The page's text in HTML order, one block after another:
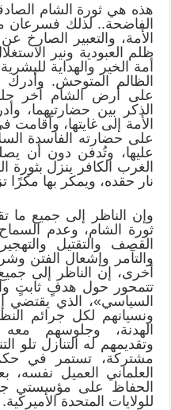
هذه هي ثورة الشام
الفاضحة.. لذلك فسرعان
الأمة، والتعبير الصارخ
ظلم العبودية ونير
أمة الخير والهداية
الظالم المتوحش.
على أرض الشام آخر
الذكر بين حضارتيهما،
الأمة إلى غايتها، وأقامت
على حضارته الفاسدة
عليها، وتُدفن دون أن
الغرب الكافر ينزل
نار حقده، ويمكر بها مكرًا
وإن الناظر إلى جميع ما
ثورة الشام، وعدم
القصف والتقتيل
والتآمر وإشعال الفتن
أخرى، إن الناظر إلى جميع
تتمحور حول هدفٍ ثابتٍ
السياسي»، الذي يقتضي
ونسيانهم لكل جرائم
الهدنة، وجلوسهم
وتقديمهم له التنازل تلو
مشتركة، تستمر في
العلماني العميل نفسه،
الحفاظ على مؤسستي
للولايات المتحدة الأميركية.